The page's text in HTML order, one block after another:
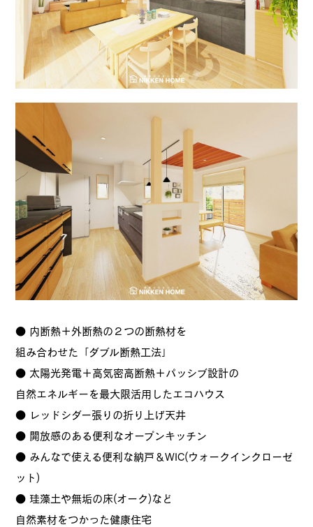
● 内断熱＋外断熱の２つの断熱材を
組み合わせた「ダブル断熱工法」
● 太陽光発電＋高気密高断熱＋パッシブ設計の
自然エネルギーを最大限活用したエコハウス
● レッドシダー張りの折り上げ天井
● 開放感のある便利なオープンキッチン
● みんなで使える便利な納戸＆WIC(ウォークインクローゼ
ット)
● 珪藻土や無垢の床(オーク)など
自然素材をつかった健康住宅